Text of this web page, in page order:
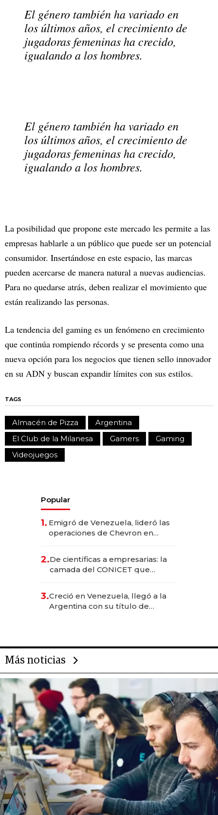
El género también ha variado en
los últimos años, el crecimiento de
jugadoras femeninas ha crecido,
igualando a los hombres.
El género también ha variado en
los últimos años, el crecimiento de
jugadoras femeninas ha crecido,
igualando a los hombres.
La posibilidad que propone este mercado les permite a las
empresas hablarle a un público que puede ser un potencial
consumidor. Insertándose en este espacio, las marcas
pueden acercarse de manera natural a nuevas audiencias.
Para no quedarse atrás, deben realizar el movimiento que
están realizando las personas.
La tendencia del gaming es un fenómeno en crecimiento
que continúa rompiendo récords y se presenta como una
nueva opción para los negocios que tienen sello innovador
en su ADN y buscan expandir límites con sus estilos.
TAGS
Almacén de Pizza
Argentina
El Club de la Milanesa
Gamers
Gaming
Videojuegos
Popular
1. Emigró de Venezuela, lideró las
operaciones de Chevron en
2.De científicas a empresarias: la
camada del CONICET que
3.Creció en Venezuela, llegó a la
Argentina con su título de
Más noticias